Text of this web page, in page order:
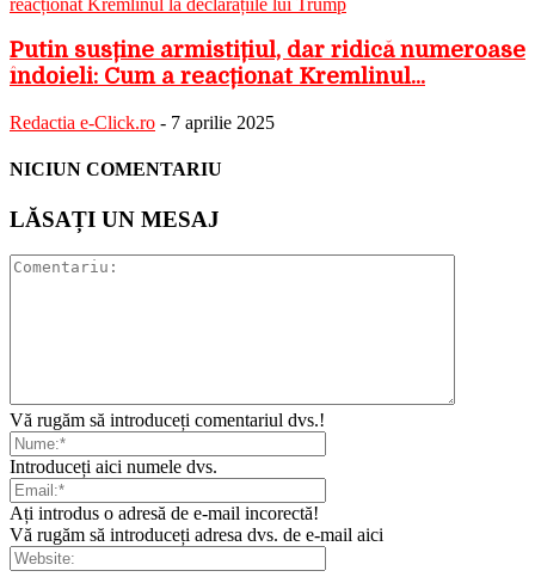
Putin susține armistițiul, dar ridică numeroase
îndoieli: Cum a reacționat Kremlinul...
Redactia e-Click.ro - 7 aprilie 2025
NICIUN COMENTARIU
LĂSAȚI UN MESAJ
Vă rugăm să introduceți comentariul dvs.!
Introduceți aici numele dvs.
Ați introdus o adresă de e-mail incorectă!
Vă rugăm să introduceți adresa dvs. de e-mail aici